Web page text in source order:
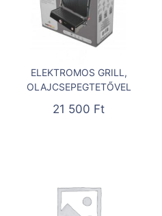
ELEKTROMOS GRILL,
OLAJCSEPEGTETŐVEL
21 500 Ft